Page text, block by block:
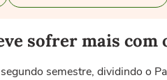
sofrer mais com
semestre, dividindo o